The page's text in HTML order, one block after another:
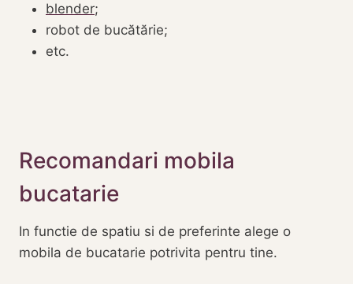
blender;
robot de bucătărie;
etc.
Recomandari mobila
bucatarie
In functie de spatiu si de preferinte alege o
mobila de bucatarie potrivita pentru tine.